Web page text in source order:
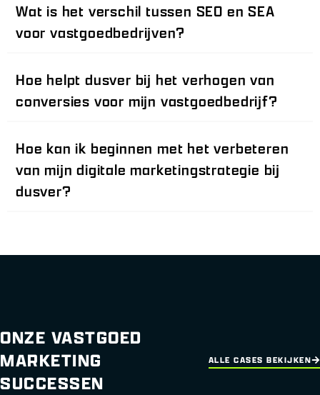
Wat is het verschil tussen SEO en SEA
voor vastgoedbedrijven?
Hoe helpt dusver bij het verhogen van
conversies voor mijn vastgoedbedrijf?
Hoe kan ik beginnen met het verbeteren
van mijn digitale marketingstrategie bij
dusver?
ONZE VASTGOED
MARKETING
SUCCESSEN
ALLE CASES BEKIJKEN